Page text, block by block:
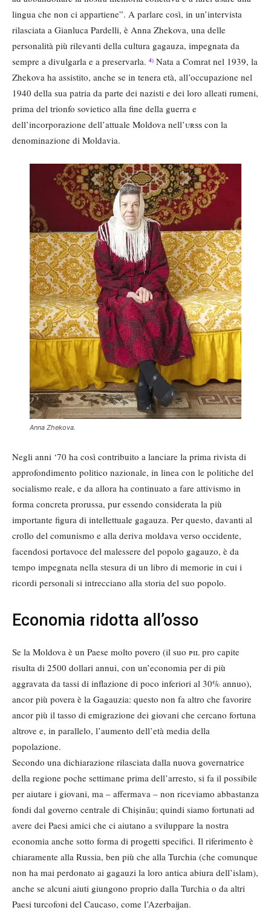
lingua che non ci appartiene”. A parlare così, in un’intervista
rilasciata a Gianluca Pardelli, è Anna Zhekova, una delle
personalità più rilevanti della cultura gagauza, impegnata da
sempre a divulgarla e a preservarla. 4) Nata a Comrat nel 1939, la
Zhekova ha assistito, anche se in tenera età, all’occupazione nel
1940 della sua patria da parte dei nazisti e dei loro alleati rumeni,
prima del trionfo sovietico alla fine della guerra e
dell’incorporazione dell’attuale Moldova nell’urss con la
denominazione di Moldavia.
Anna Zhekova.
Negli anni ‘70 ha così contribuito a lanciare la prima rivista di
approfondimento politico nazionale, in linea con le politiche del
socialismo reale, e da allora ha continuato a fare attivismo in
forma concreta prorussa, pur essendo considerata la più
importante figura di intellettuale gagauza. Per questo, davanti al
crollo del comunismo e alla deriva moldava verso occidente,
facendosi portavoce del malessere del popolo gagauzo, è da
tempo impegnata nella stesura di un libro di memorie in cui i
ricordi personali si intrecciano alla storia del suo popolo.
Economia ridotta all’osso
Se la Moldova è un Paese molto povero (il suo pil pro capite
risulta di 2500 dollari annui, con un’economia per di più
aggravata da tassi di inflazione di poco inferiori al 30% annuo),
ancor più povera è la Gagauzia: questo non fa altro che favorire
ancor più il tasso di emigrazione dei giovani che cercano fortuna
altrove e, in parallelo, l’aumento dell’età media della
popolazione.
Secondo una dichiarazione rilasciata dalla nuova governatrice
della regione poche settimane prima dell’arresto, si fa il possibile
per aiutare i giovani, ma – affermava – non riceviamo abbastanza
fondi dal governo centrale di Chișinău; quindi siamo fortunati ad
avere dei Paesi amici che ci aiutano a sviluppare la nostra
economia anche sotto forma di progetti specifici. Il riferimento è
chiaramente alla Russia, ben più che alla Turchia (che comunque
non ha mai perdonato ai gagauzi la loro antica abiura dell’islam),
anche se alcuni aiuti giungono proprio dalla Turchia o da altri
Paesi turcofoni del Caucaso, come l’Azerbaijan.